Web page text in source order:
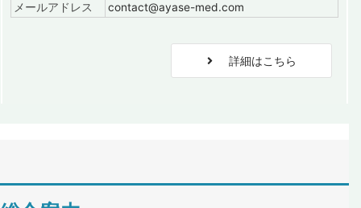
メールアドレス
contact@ayase-med.com
詳細はこちら